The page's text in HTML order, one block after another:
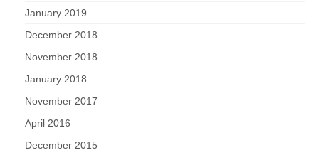
January 2019
December 2018
November 2018
January 2018
November 2017
April 2016
December 2015